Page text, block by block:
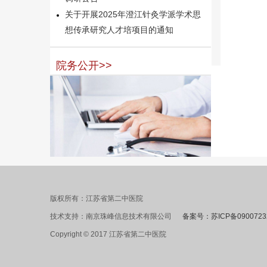
关于开展2025年澄江针灸学派学术思
想传承研究人才培项目的通知
院务公开>>
版权所有：江苏省第二中医院
技术支持：南京珠峰信息技术有限公司 备案号：苏ICP备
Copyright © 2017 江苏省第二中医院